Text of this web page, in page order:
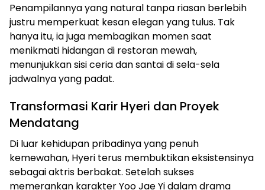
Penampilannya yang natural tanpa riasan berlebih
justru memperkuat kesan elegan yang tulus. Tak
hanya itu, ia juga membagikan momen saat
menikmati hidangan di restoran mewah,
menunjukkan sisi ceria dan santai di sela-sela
jadwalnya yang padat.
Transformasi Karir Hyeri dan Proyek
Mendatang
Di luar kehidupan pribadinya yang penuh
kemewahan, Hyeri terus membuktikan eksistensinya
sebagai aktris berbakat. Setelah sukses
memerankan karakter Yoo Jae Yi dalam drama